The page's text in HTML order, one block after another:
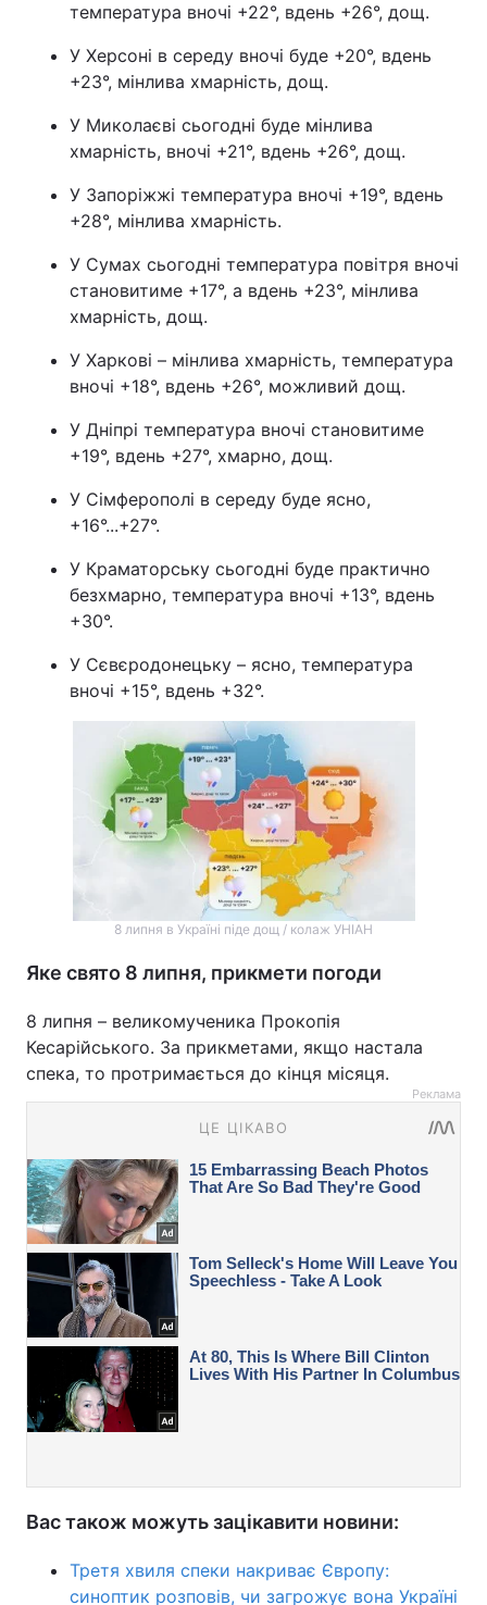
температура вночі +22°, вдень +26°, дощ.
У Херсоні в середу вночі буде +20°, вдень
+23°, мінлива хмарність, дощ.
У Миколаєві сьогодні буде мінлива
хмарність, вночі +21°, вдень +26°, дощ.
У Запоріжжі температура вночі +19°, вдень
+28°, мінлива хмарність.
У Сумах сьогодні температура повітря вночі
становитиме +17°, а вдень +23°, мінлива
хмарність, дощ.
У Харкові – мінлива хмарність, температура
вночі +18°, вдень +26°, можливий дощ.
У Дніпрі температура вночі становитиме
+19°, вдень +27°, хмарно, дощ.
У Сімферополі в середу буде ясно,
+16°...+27°.
У Краматорську сьогодні буде практично
безхмарно, температура вночі +13°, вдень
+30°.
У Сєвєродонецьку – ясно, температура
вночі +15°, вдень +32°.
8 липня в Україні піде дощ / колаж УНІАН
Яке свято 8 липня, прикмети погоди
8 липня – великомученика Прокопія
Кесарійського. За прикметами, якщо настала
спека, то протримається до кінця місяця.
Реклама
Вас також можуть зацікавити новини:
Третя хвиля спеки накриває Європу:
синоптик розповів, чи загрожує вона Україні